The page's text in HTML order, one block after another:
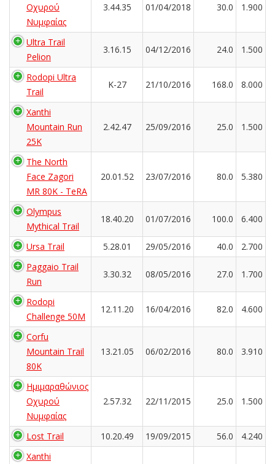
Οχυρού
Νυμφαίας
3.44.35 01/04/2018 30.0 1.900
Ultra Trail
Pelion
3.16.15 04/12/2016 24.0 1.500
Rodopi Ultra
Trail
K-27 21/10/2016 168.0 8.000
Xanthi
Mountain Run
25K
2.42.47 25/09/2016 25.0 1.500
The North
Face Zagori
MR 80K - TeRA
20.01.52 23/07/2016 80.0 5.380
Olympus
Mythical Trail
18.40.20 01/07/2016 100.0 6.400
Ursa Trail 5.28.01 29/05/2016 40.0
2.700
Paggaio Trail
Run
3.30.32 08/05/2016 27.0 1.700
Rodopi
Challenge 50M
12.11.20 16/04/2016 82.0 4.600
Corfu
Mountain Trail
80K
13.21.05 06/02/2016 80.0 3.910
Ημιμαραθώνιος
Οχυρού
Νυμφαίας
2.57.32 22/11/2015 25.0 1.500
Lost Trail 10.20.49 19/09/2015 56.0
4.240
Xanthi